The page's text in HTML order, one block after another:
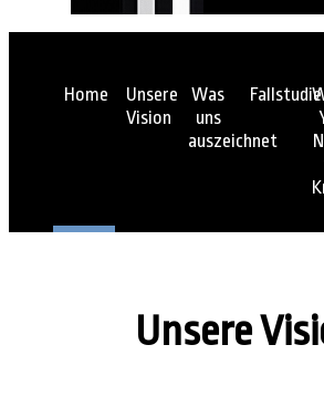
Home
Unsere
Vision
Was
uns
auszeichnet
Fallstudie
Unsere